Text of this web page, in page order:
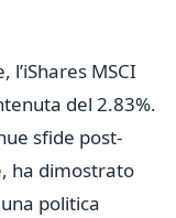
MSCI
del 2.83%.
sfide post-
ha dimostrato
politica